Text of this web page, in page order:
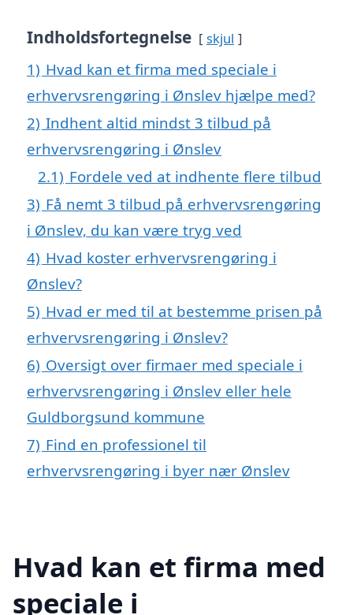
Indholdsfortegnelse skjul
1) Hvad kan et firma med speciale i
erhvervsrengøring i Ønslev hjælpe med?
2) Indhent altid mindst 3 tilbud på
erhvervsrengøring i Ønslev
2.1) Fordele ved at indhente flere tilbud
3) Få nemt 3 tilbud på erhvervsrengøring
i Ønslev, du kan være tryg ved
4) Hvad koster erhvervsrengøring i
Ønslev?
5) Hvad er med til at bestemme prisen på
erhvervsrengøring i Ønslev?
6) Oversigt over firmaer med speciale i
erhvervsrengøring i Ønslev eller hele
Guldborgsund kommune
7) Find en professionel til
erhvervsrengøring i byer nær Ønslev
Hvad kan et firma med
speciale i